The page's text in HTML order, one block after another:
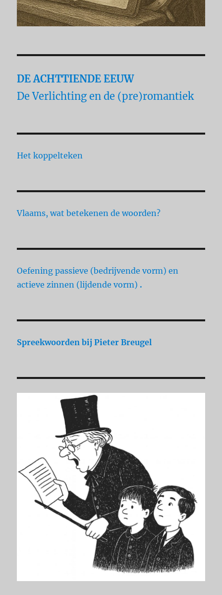
DE ACHTTIENDE EEUW
De Verlichting en de (pre)romantiek
Het koppelteken
Vlaams, wat betekenen de woorden?
Oefening passieve (bedrijvende vorm) en
actieve zinnen (lijdende vorm) .
Spreekwoorden bij Pieter Breugel